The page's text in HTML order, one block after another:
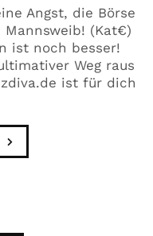
Angst, die Börse
(Kat€)
ist noch besser!
Weg raus
ist für dich